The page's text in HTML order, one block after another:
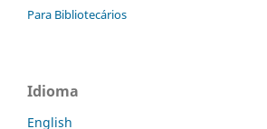
Para Bibliotecários
Idioma
English